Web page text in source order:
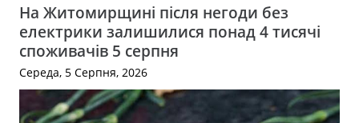
На Житомирщині після негоди без
електрики залишилися понад 4 тисячі
споживачів 5 серпня
Середа, 5 Серпня, 2026